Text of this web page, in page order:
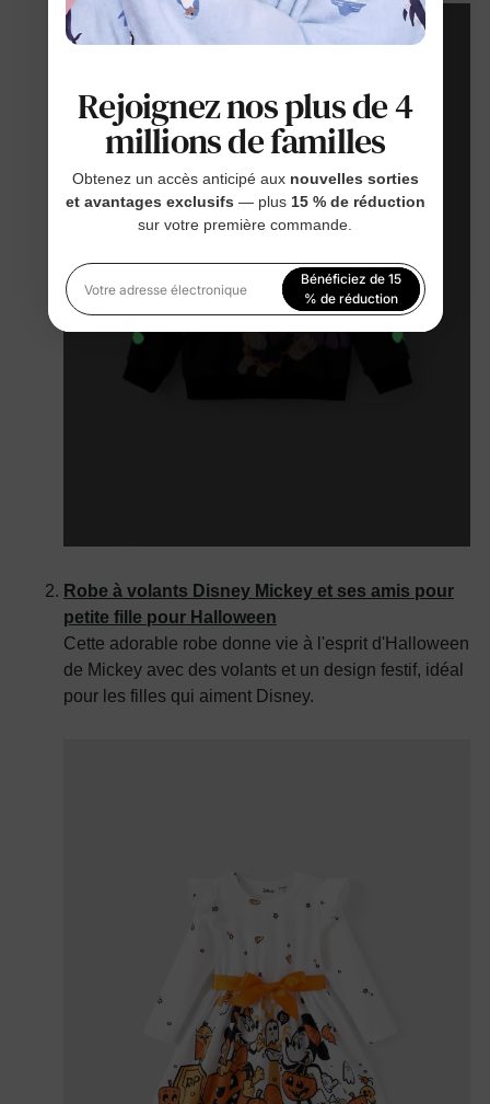
Robe à volants Disney Mickey et ses amis pour
petite fille pour Halloween
Cette adorable robe donne vie à l'esprit d'Halloween
de Mickey avec des volants et un design festif, idéal
pour les filles qui aiment Disney.
Rejoignez nos plus de 4
millions de familles
Obtenez un accès anticipé aux nouvelles sorties
et avantages exclusifs — plus 15 % de réduction
sur votre première commande.
Votre adresse électronique
Bénéficiez de 15
% de réduction
En vous inscrivant, vous acceptez notre
Politique de